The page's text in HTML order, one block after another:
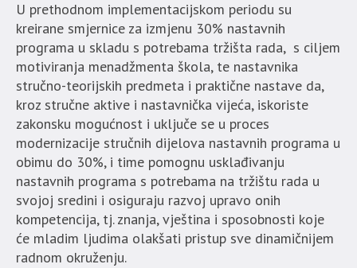
U prethodnom implementacijskom periodu su
kreirane smjernice za izmjenu 30% nastavnih
programa u skladu s potrebama tržišta rada, s ciljem
motiviranja menadžmenta škola, te nastavnika
stručno-teorijskih predmeta i praktične nastave da,
kroz stručne aktive i nastavnička vijeća, iskoriste
zakonsku mogućnost i uključe se u proces
modernizacije stručnih dijelova nastavnih programa u
obimu do 30%, i time pomognu usklađivanju
nastavnih programa s potrebama na tržištu rada u
svojoj sredini i osiguraju razvoj upravo onih
kompetencija, tj. znanja, vještina i sposobnosti koje
će mladim ljudima olakšati pristup sve dinamičnijem
radnom okruženju.